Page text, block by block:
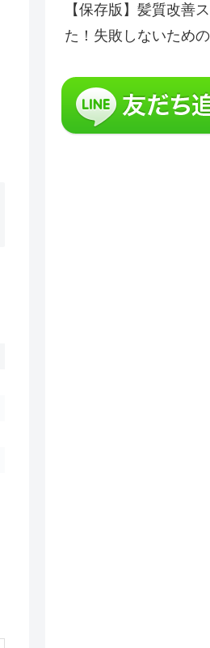
【保存版】髪質改善
た！失敗しないため